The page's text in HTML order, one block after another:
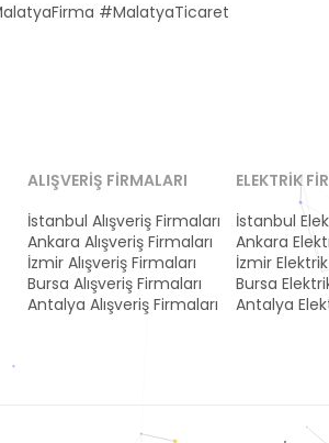
#MalatyaTicaret
ALIŞVERIŞ FIRMALARI
İstanbul Alışveriş Firmaları
Ankara Alışveriş Firmaları
İzmir Alışveriş Firmaları
Bursa Alışveriş Firmaları
Antalya Alışveriş Firmaları
ELEKTRIK
İstanbul
Ankara
İzmir
Bursa
Antalya